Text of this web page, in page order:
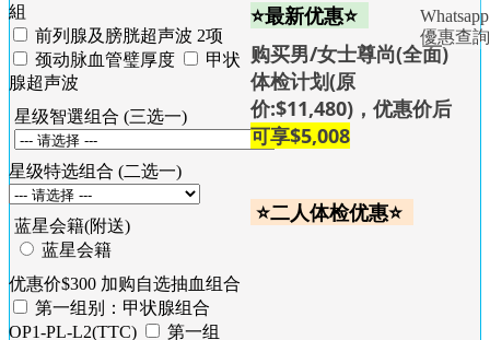
Whatsapp
優惠查詢
組
前列腺及膀胱超声波 2项
颈动脉血管璧厚度
甲状
腺超声波
星级智選组合 (三选一)
星级特选组合 (二选一)
蓝星会籍(附送)
蓝星会籍
优惠价$300 加购自选抽血组合
第一组别：甲状腺组合
OP1-PL-L2(TTC)
第一组
⭐最新优惠⭐
购买男/女士尊尚(全面)
体检计划(原
价:$11,480)，优惠价后
可享$5,008
⭐二人体检优惠⭐